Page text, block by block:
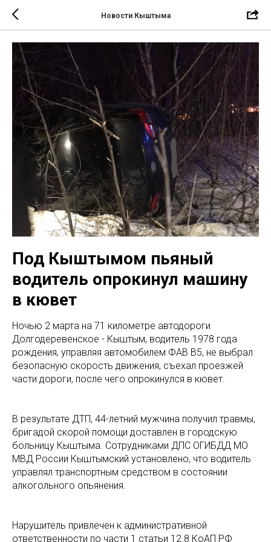
Новости Кыштыма
Под Кыштымом пьяный
водитель опрокинул машину
в кювет
Ночью 2 марта на 71 километре автодороги
Долгодеревенское - Кыштым, водитель 1978 года
рождения, управляя автомобилем ФАВ В5, не выбрал
безопасную скорость движения, съехал проезжей
части дороги, после чего опрокинулся в кювет.
В результате ДТП, 44-летний мужчина получил травмы,
бригадой скорой помощи доставлен в городскую
больницу Кыштыма. Сотрудниками ДПС ОГИБДД МО
МВД России Кыштымский установлено, что водитель
управлял транспортным средством в состоянии
алкогольного опьянения.
Нарушитель привлечен к административной
ответственности по части 1 статьи 12.8 КоАП РФ